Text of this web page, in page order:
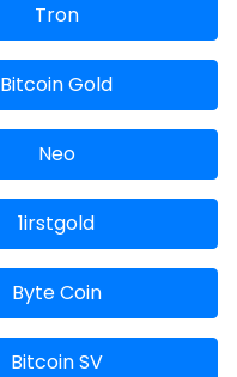
Tron
Bitcoin Gold
Neo
1irstgold
Byte Coin
Bitcoin SV